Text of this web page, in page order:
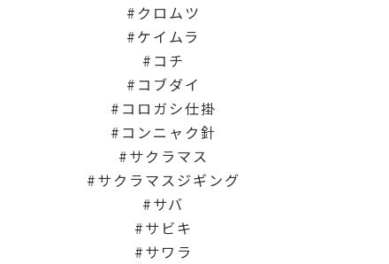
クロムツ
ケイムラ
コチ
コブダイ
コロガシ仕掛
コンニャク針
サクラマス
サクラマスジギング
サバ
サビキ
サワラ